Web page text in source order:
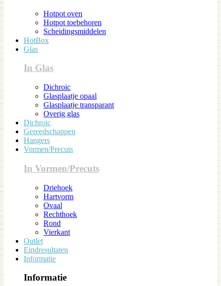
Hotpot oven
Hotpot toebehoren
Scheidingsmiddelen
HotBox
Glas
In Glas
Dichroic
Glasplaatje opaal
Glasplaatje transparant
Overig glas
Dichroic
Gereedschappen
Hangers
Vormen/Precuts
In Vormen/Precuts
Driehoek
Hartvorm
Ovaal
Rechthoek
Rond
Vierkant
Outlet
Eindresultaten
Informatie
Informatie